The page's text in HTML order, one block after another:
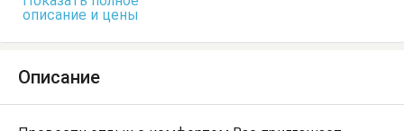
описание и цены
Описание